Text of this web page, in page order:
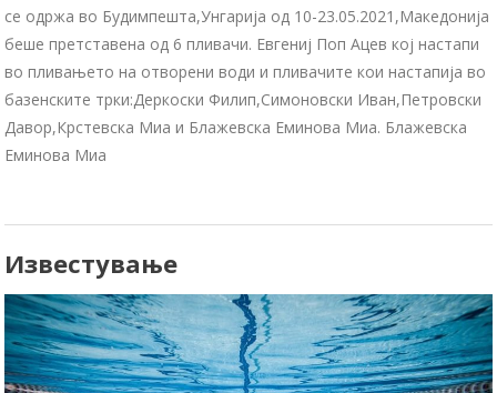
се одржа во Будимпешта,Унгарија од 10-23.05.2021,Македонија
беше претставена од 6 пливачи. Евгениј Поп Ацев кој настапи
во пливањето на отворени води и пливачите кои настапија во
базенските трки:Деркоски Филип,Симоновски Иван,Петровски
Давор,Крстевска Миа и Блажевска Еминова Миа. Блажевска
Еминова Миа
Известување